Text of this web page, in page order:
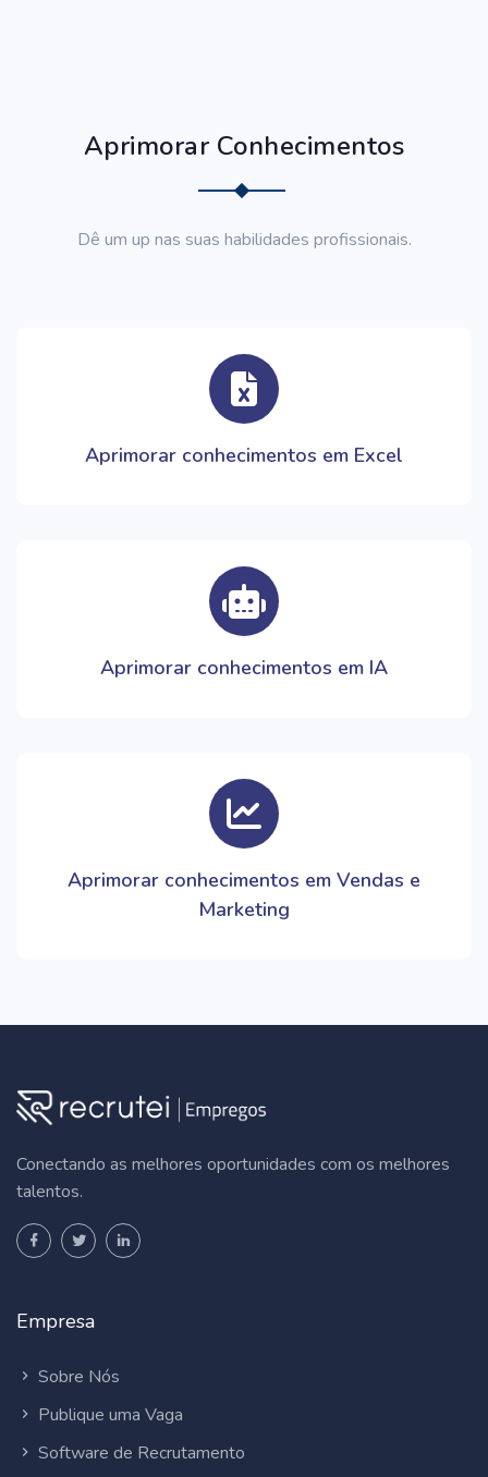
Aprimorar Conhecimentos
Dê um up nas suas habilidades profissionais.
Aprimorar conhecimentos em Excel
Aprimorar conhecimentos em IA
Aprimorar conhecimentos em Vendas e
Marketing
Conectando as melhores oportunidades com os melhores
talentos.
Empresa
Sobre Nós
Publique uma Vaga
Software de Recrutamento